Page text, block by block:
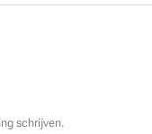
schrijven.